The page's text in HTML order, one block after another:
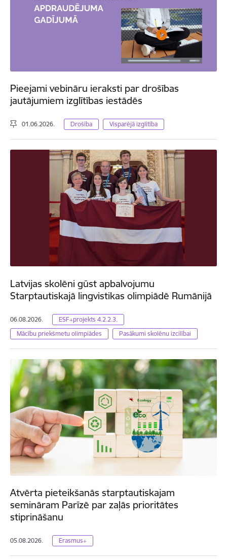
Pieejami vebināru ieraksti par drošības
jautājumiem izglītības iestādēs
01.06.2026. Drošība Visparējā izglītība
Latvijas skolēni gūst apbalvojumu
Starptautiskajā lingvistikas olimpiādē Rumānijā
06.08.2026.
ESF+projekts 4.2.2.3.
Mācību priekšmetu olimpiādes
Pasākumi skolēnu izcilībai
Atvērta pieteikšanās starptautiskajam
semināram Parīzē par zaļās prioritātes
stiprināšanu
05.08.2026. Erasmus+